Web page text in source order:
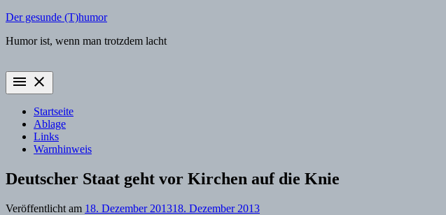
Zum
springen
Der gesunde (T)humor
Humor ist, wenn man trotzdem lacht
menu close
Startseite
Ablage
Links
Warnhinweis
Deutscher Staat geht vor Kirchen auf die Knie
Veröffentlicht am 18. Dezember 201318. Dezember 2013